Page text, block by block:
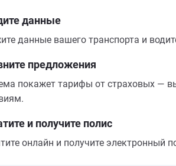
данные
данные вашего транспорта и
предложения
покажет тарифы от страховых —
и получите полис
онлайн и получите электронный